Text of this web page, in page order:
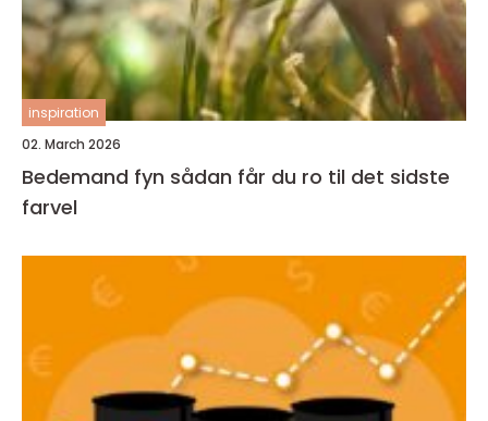
inspiration
02. March 2026
Bedemand fyn sådan får du ro til det sidste
farvel